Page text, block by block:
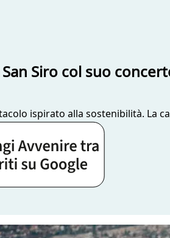
Siro col suo
ispirato alla sostenibilità. La